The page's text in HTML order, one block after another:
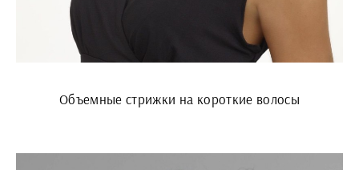
Объемные стрижки на короткие волосы